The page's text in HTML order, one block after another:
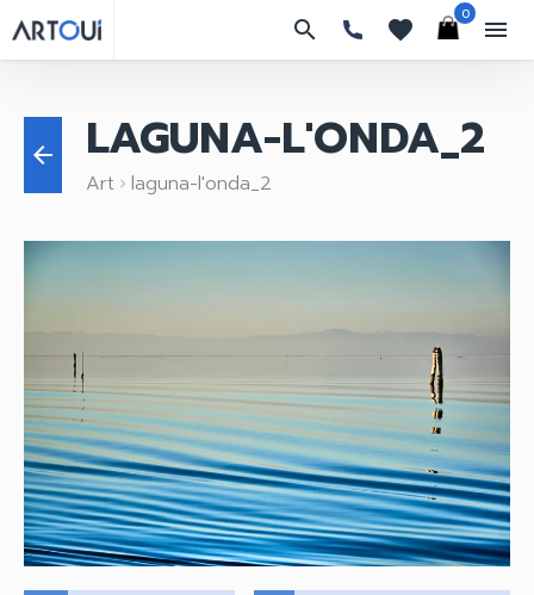
search favorites
0
menu
arrow_back LAGUNA-L'ONDA_2
Art keyboard_arrow_right laguna-l'onda_2